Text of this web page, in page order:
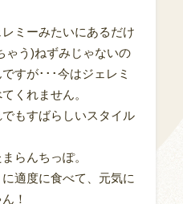
ミーみたいにあるだけ
ゃう)ねずみじゃないの
すが･･･今はジェレミ
くれません。
もすばらしいスタイル
らんちっぽ。
適度に食べて、元気に
！